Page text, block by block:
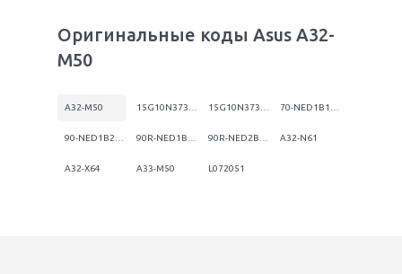
Оригинальные коды Asus A32-
M50
A32-M50
A32-N61
A32-X64 A33-M50 L072051